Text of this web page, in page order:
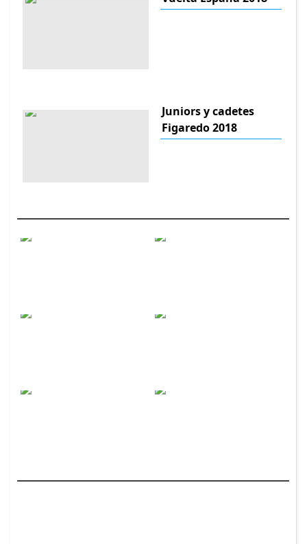
Juniors y cadetes
Figaredo 2018